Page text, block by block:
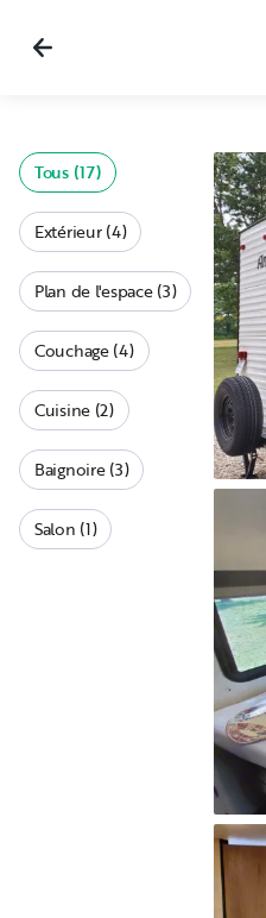
Tous (17)
Extérieur (4)
Plan de l'espace (3)
Couchage (4)
Cuisine (2)
Baignoire (3)
Salon (1)